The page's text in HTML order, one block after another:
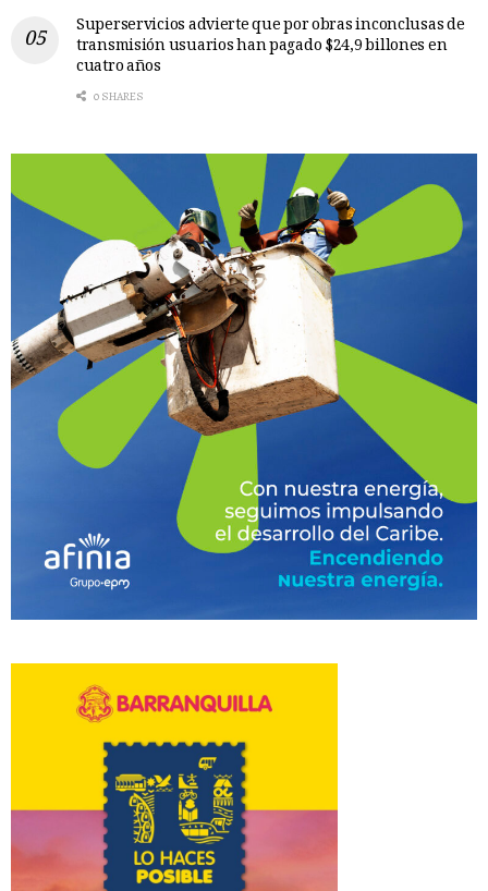
Superservicios advierte que por obras inconclusas de
transmisión usuarios han pagado $24,9 billones en
cuatro años
0 SHARES